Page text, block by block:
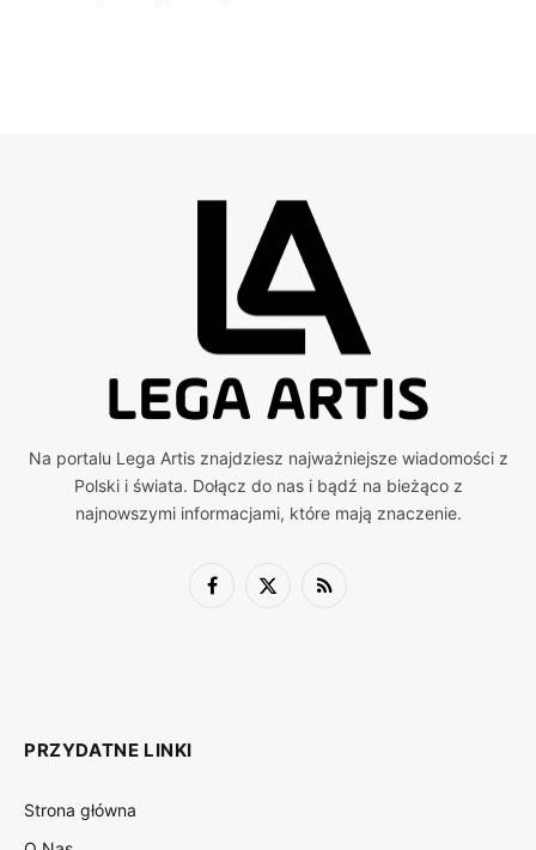
Na portalu Lega Artis znajdziesz najważniejsze wiadomości z
Polski i świata. Dołącz do nas i bądź na bieżąco z
najnowszymi informacjami, które mają znaczenie.
Facebook
X
RSS
PRZYDATNE LINKI
Strona główna